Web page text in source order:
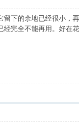
下的余地已经很小，
经完全不能再用。好在